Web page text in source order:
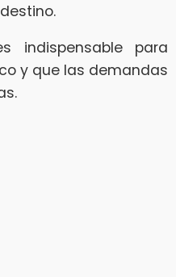
indispensable para
y que las demandas